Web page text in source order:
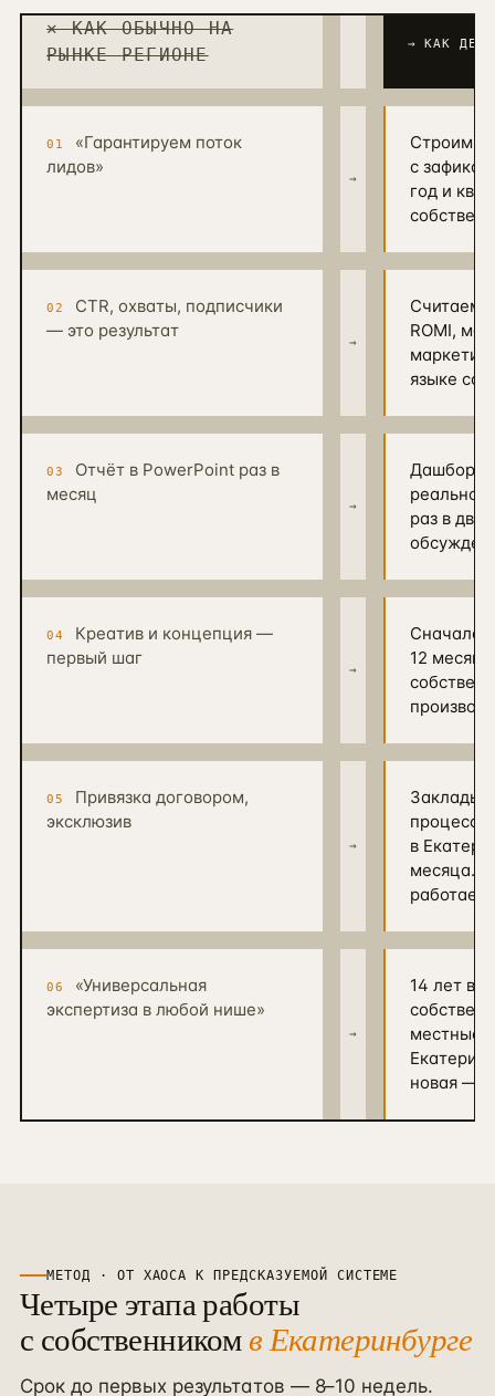
✕ КАК ОБЫЧНО НА
РЫНКЕРЕГИОНЕ
→ КАК
01
«Гарантируем поток
лидов»
→
Строим
с
год и
02
CTR, охваты, подписчики
— это результат
→
Считаем
ROMI,
языке
03
Отчёт в PowerPoint раз в
месяц
→
Дашборд
реальном
раз в две
04
Креатив и концепция —
первый шаг
→
Сначала
12
05
Привязка договором,
эксклюзив
→
в
месяца.
06
«Универсальная
экспертиза в любой нише»
→
14 лет в
местные
новая —
МЕТОД · ОТ ХАОСА К ПРЕДСКАЗУЕМОЙ СИСТЕМЕ
Четыре этапа работы
с собственникомвЕкатеринбурге
Срок до первых результатов — 8–10 недель.